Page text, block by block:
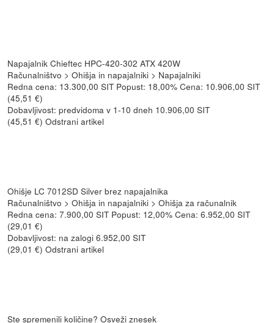
Napajalnik Chieftec HPC-420-302 ATX 420W
Računalništvo > Ohišja in napajalniki > Napajalniki
Redna cena: 13.300,00 SIT Popust: 18,00% Cena: 10.906,00 SIT
(45,51 €)
Dobavljivost: predvidoma v 1-10 dneh 10.906,00 SIT
(45,51 €) Odstrani artikel
Ohišje LC 7012SD Silver brez napajalnika
Računalništvo > Ohišja in napajalniki > Ohišja za računalnik
Redna cena: 7.900,00 SIT Popust: 12,00% Cena: 6.952,00 SIT
(29,01 €)
Dobavljivost: na zalogi 6.952,00 SIT
(29,01 €) Odstrani artikel
Ste spremenili količine? Osveži znesek